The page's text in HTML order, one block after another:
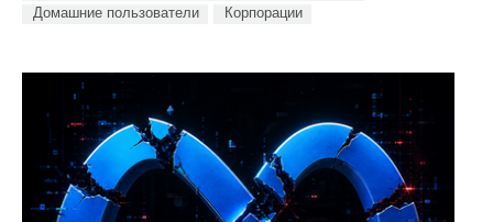
Домашние пользователи
Корпорации